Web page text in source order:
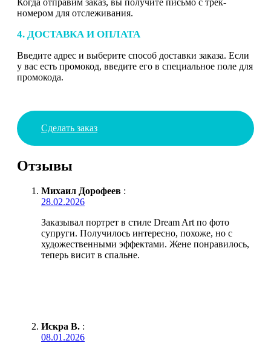
номером для отслеживания.
4. ДОСТАВКА И ОПЛАТА
Введите адрес и выберите способ доставки заказа. Если
у вас есть промокод, введите его в специальное поле для
промокода.
Сделать заказ
Отзывы
Михаил Дорофеев :
28.02.2026
Заказывал портрет в стиле Dream Art по фото
супруги. Получилось интересно, похоже, но с
художественными эффектами. Жене понравилось,
теперь висит в спальне.
Искра В. :
08.01.2026